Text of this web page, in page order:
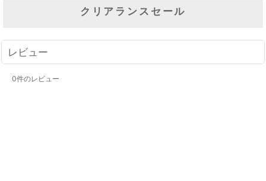
クリアランスセール
レビュー
0件のレビュー